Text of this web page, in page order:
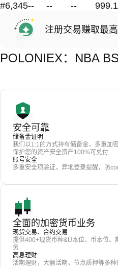
#6,345-- -- --
注册交易赚取最
POLONIEX：NBA
安全可靠
储备金证明
我们以1:1的方式持有储备金，多重加
保护您的资产安全资产100%可兑付
账号安全
多重安全项验证，异地登录提醒，防
全面的加密货币业务
现货交易、合约交易
提供400+现货币种&U本位、币本位、
务
高息理财
活期理财，大额活期，节点质押等多种